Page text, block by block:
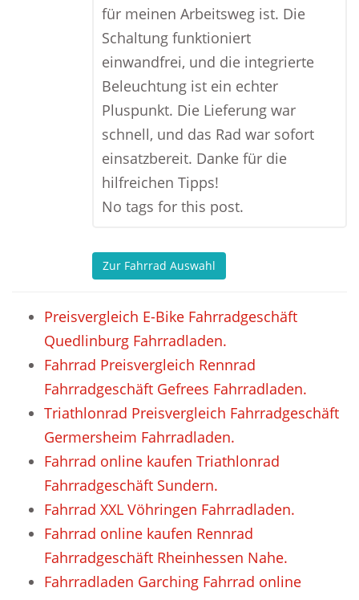
für meinen Arbeitsweg ist. Die
Schaltung funktioniert
einwandfrei, und die integrierte
Beleuchtung ist ein echter
Pluspunkt. Die Lieferung war
schnell, und das Rad war sofort
einsatzbereit. Danke für die
hilfreichen Tipps!
No tags for this post.
Zur Fahrrad Auswahl
Preisvergleich E-Bike Fahrradgeschäft
Quedlinburg Fahrradladen.
Fahrrad Preisvergleich Rennrad
Fahrradgeschäft Gefrees Fahrradladen.
Triathlonrad Preisvergleich Fahrradgeschäft
Germersheim Fahrradladen.
Fahrrad online kaufen Triathlonrad
Fahrradgeschäft Sundern.
Fahrrad XXL Vöhringen Fahrradladen.
Fahrrad online kaufen Rennrad
Fahrradgeschäft Rheinhessen Nahe.
Fahrradladen Garching Fahrrad online